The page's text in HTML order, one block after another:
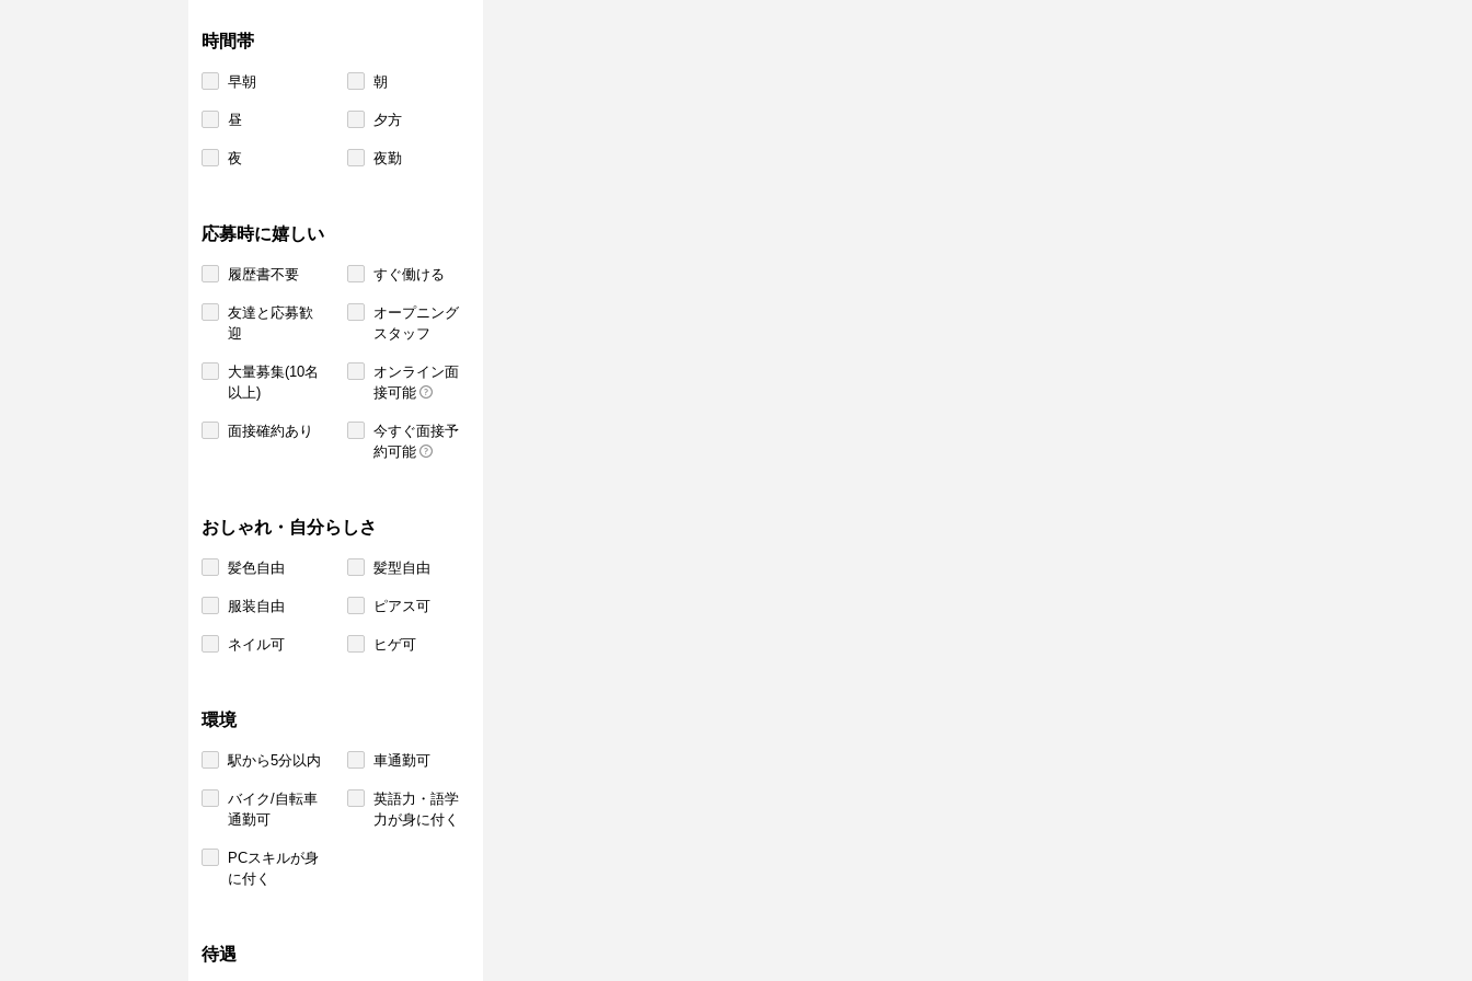
時間帯
早朝 朝
昼 夕方
夜 夜勤
応募時に嬉しい
履歴書不要 すぐ働ける
友達と応募歓
迎
オープニング
スタッフ
大量募集(10名
以上)
オンライン面
接可能
面接確約あり
今すぐ面接予
約可能
おしゃれ・自分らしさ
髪色自由 髪型自由
服装自由 ピアス可
ネイル可 ヒゲ可
環境
駅から5分以内 車通勤可
バイク/自転車
通勤可
英語力・語学
力が身に付く
PCスキルが身
に付く
待遇